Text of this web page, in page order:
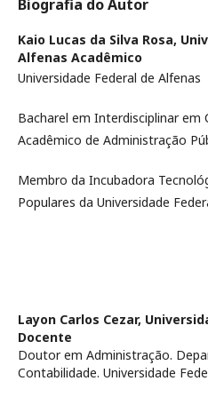
Biografia do Autor
Kaio Lucas da Silva Rosa,
Alfenas Acadêmico
Universidade Federal de Alfenas
Bacharel em Interdisciplinar em
Acadêmico de Administração
Membro da Incubadora
Populares da Universidade
Layon Carlos Cezar,
Docente
Doutor em Administração.
Contabilidade. Universidade